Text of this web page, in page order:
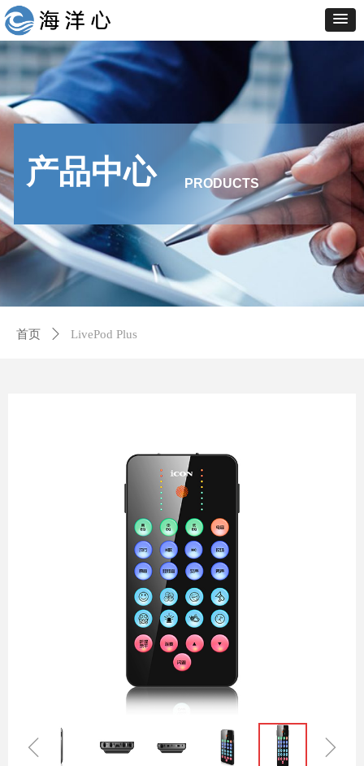
产品中心 PRODUCTS
首页 ꄲ LivePod Plus
ꁆ ꁇ